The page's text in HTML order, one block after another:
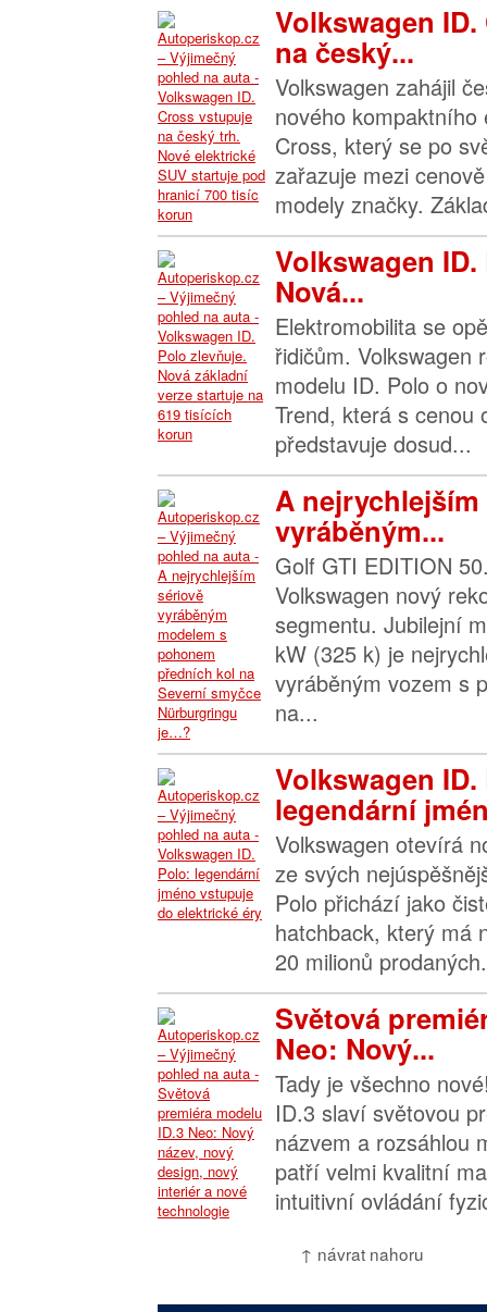
Volkswagen
na český...
Volkswagen zahájil
nového kompaktního
Cross, který se po
zařazuje mezi
modely značky.
Volkswagen
Nová...
Elektromobilita se
řidičům. Volkswagen
modelu ID. Polo o
Trend, která s cenou
představuje dosud...
A nejrychlejším
vyráběným...
Golf GTI EDITION
Volkswagen nový
segmentu. Jubilejní
kW (325 k) je
vyráběným vozem s
na...
Volkswagen
legendární
Volkswagen otevírá
ze svých
Polo přichází jako
hatchback, který má
20 milionů
Světová
Neo: Nový...
Tady je všechno
ID.3 slaví světovou
názvem a rozsáhlou
patří velmi kvalitní
intuitivní ovládání
↑ návrat nahoru